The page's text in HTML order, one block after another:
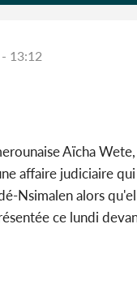
13:12
Aïcha
affaire judiciaire
Nsimalen alors
ce lundi